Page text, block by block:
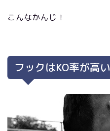
こんなかんじ！
フックはKO率が高い